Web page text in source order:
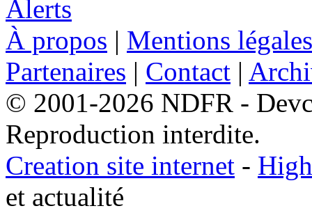
À propos | Mentions légales
Partenaires | Contact |
© 2001-2026 NDFR -
Reproduction interdite.
Creation site internet -
et actualité